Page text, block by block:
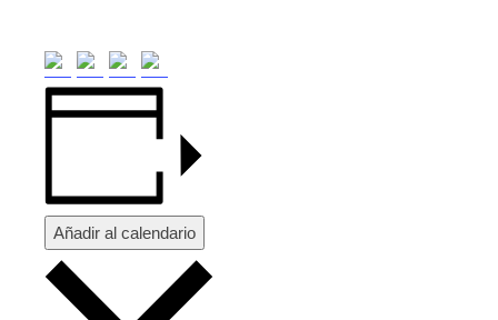
Añadir al calendario